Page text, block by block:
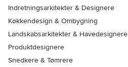
Indretningsarkitekter & Designere
Køkkendesign & Ombygning
Landskabsarkitekter & Havedesignere
Produktdesignere
Snedkere & Tømrere